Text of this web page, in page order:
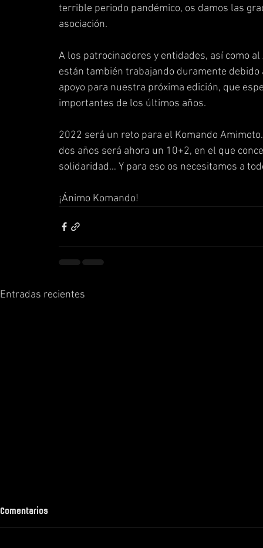
terrible periodo pandémico, os damos las
asociación.
A los patrocinadores y entidades, así como
están también trabajando duramente
apoyo para nuestra próxima edición, que
importantes de los últimos años.
2022 será un reto para el Komando
dos años será ahora un 10+2, en el que
solidaridad… Y para eso os necesitamos a
¡Ánimo Komando!
Entradas recientes
Comentarios